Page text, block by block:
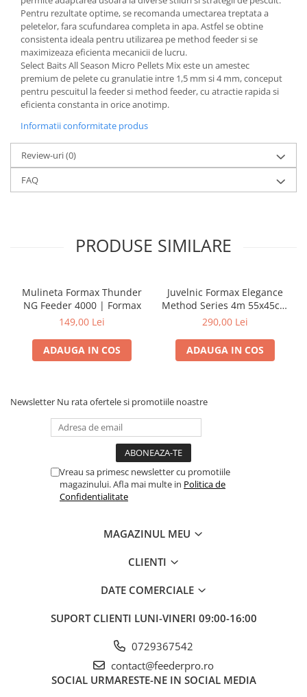
Pentru rezultate optime, se recomanda umectarea treptata a
peletelor, fara scufundarea completa in apa. Astfel se obtine
consistenta ideala pentru utilizarea pe method feeder si se
maximizeaza eficienta mecanicii de lucru.
Select Baits All Season Micro Pellets Mix este un amestec
premium de pelete cu granulatie intre 1,5 mm si 4 mm, conceput
pentru pescuitul la feeder si method feeder, cu atractie rapida si
eficienta constanta in orice anotimp.
Informatii conformitate produs
Review-uri(0)
FAQ
PRODUSE SIMILARE
Mulineta Formax Thunder
NG Feeder 4000 | Formax
149,00 Lei
ADAUGA IN COS
Juvelnic Formax Elegance
Method Series 4m 55x45cm
| Formax
290,00 Lei
ADAUGA IN COS
Newsletter Nu rata ofertele si promotiile noastre
Vreau sa primesc newsletter cu promotiile
magazinului. Afla mai multe in Politica de
Confidentialitate
MAGAZINUL MEU
CLIENTI
DATE COMERCIALE
SUPORT CLIENTI LUNI-VINERI 09:00-16:00
0729367542
contact@feederpro.ro
SOCIAL URMARESTE-NE IN SOCIAL MEDIA